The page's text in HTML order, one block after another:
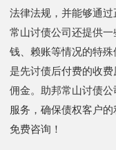
法律法规，并能够通
常山讨债公司还提供
钱、赖账等情况的特
是先讨债后付费的收
佣金。助邦常山讨债
服务，确保债权客户
免费咨询！